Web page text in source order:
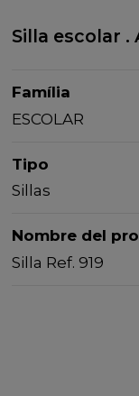
Silla escolar
Família
ESCOLAR
Tipo
Sillas
Nombre del
Silla Ref. 919